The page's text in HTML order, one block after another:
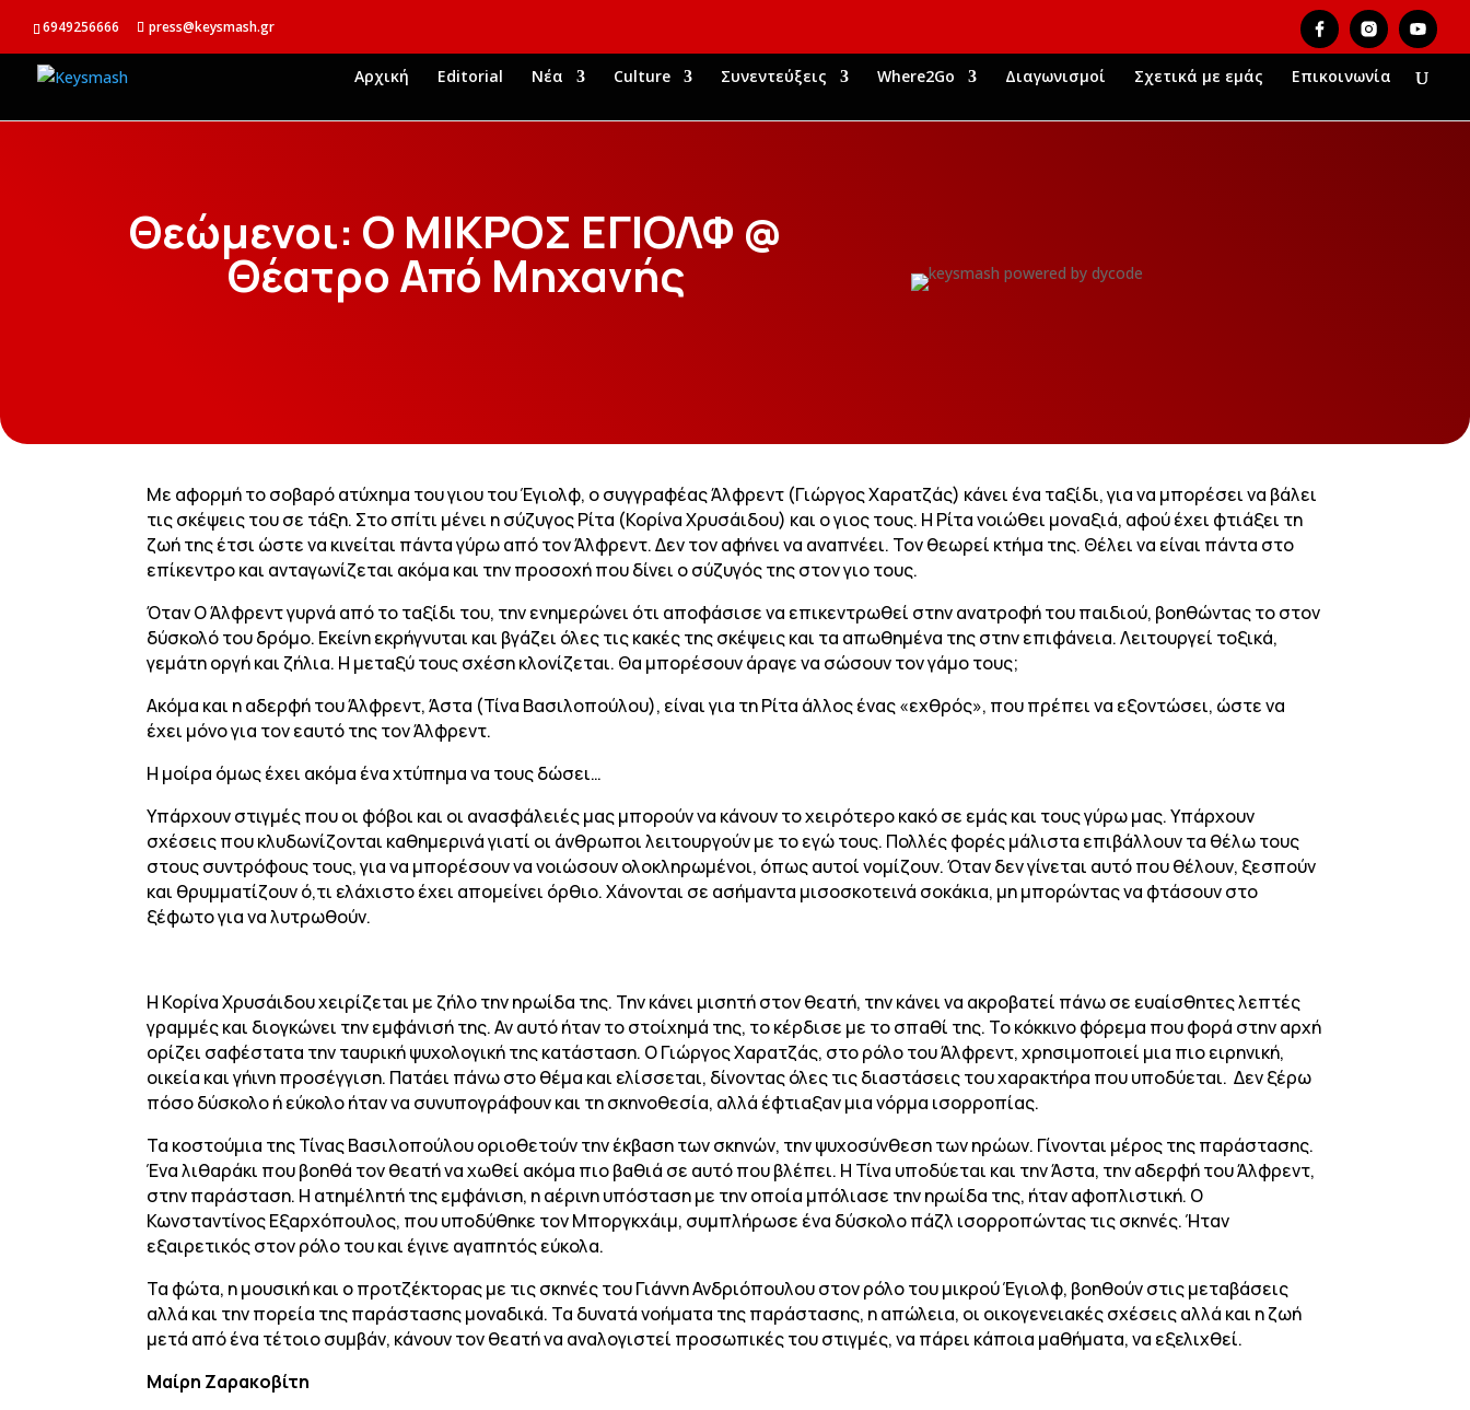
6949256666 press@keysmash.gr
Αρχική Editorial Νέα Culture Συνεντεύξεις Where2Go Διαγωνισμοί Σχετικά με εμάς Επικοινωνία
Θεώμενοι: Ο ΜΙΚΡΟΣ ΕΓΙΟΛΦ @
Θέατρο Από Μηχανής
Με αφορμή το σοβαρό ατύχημα του γιου του Έγιολφ, ο συγγραφέας Άλφρεντ (Γιώργος Χαρατζάς) κάνει ένα ταξίδι, για να μπορέσει να βάλει
τις σκέψεις του σε τάξη. Στο σπίτι μένει η σύζυγος Ρίτα (Κορίνα Χρυσάιδου) και ο γιος τους. Η Ρίτα νοιώθει μοναξιά, αφού έχει φτιάξει τη
ζωή της έτσι ώστε να κινείται πάντα γύρω από τον Άλφρεντ. Δεν τον αφήνει να αναπνέει. Τον θεωρεί κτήμα της. Θέλει να είναι πάντα στο
επίκεντρο και ανταγωνίζεται ακόμα και την προσοχή που δίνει ο σύζυγός της στον γιο τους.
Όταν Ο Άλφρεντ γυρνά από το ταξίδι του, την ενημερώνει ότι αποφάσισε να επικεντρωθεί στην ανατροφή του παιδιού, βοηθώντας το στον
δύσκολό του δρόμο. Εκείνη εκρήγνυται και βγάζει όλες τις κακές της σκέψεις και τα απωθημένα της στην επιφάνεια. Λειτουργεί τοξικά,
γεμάτη οργή και ζήλια. Η μεταξύ τους σχέση κλονίζεται. Θα μπορέσουν άραγε να σώσουν τον γάμο τους;
Ακόμα και η αδερφή του Άλφρεντ, Άστα (Τίνα Βασιλοπούλου), είναι για τη Ρίτα άλλος ένας «εχθρός», που πρέπει να εξοντώσει, ώστε να
έχει μόνο για τον εαυτό της τον Άλφρεντ.
Η μοίρα όμως έχει ακόμα ένα χτύπημα να τους δώσει…
Υπάρχουν στιγμές που οι φόβοι και οι ανασφάλειές μας μπορούν να κάνουν το χειρότερο κακό σε εμάς και τους γύρω μας. Υπάρχουν
σχέσεις που κλυδωνίζονται καθημερινά γιατί οι άνθρωποι λειτουργούν με το εγώ τους. Πολλές φορές μάλιστα επιβάλλουν τα θέλω τους
στους συντρόφους τους, για να μπορέσουν να νοιώσουν ολοκληρωμένοι, όπως αυτοί νομίζουν. Όταν δεν γίνεται αυτό που θέλουν, ξεσπούν
και θρυμματίζουν ό,τι ελάχιστο έχει απομείνει όρθιο. Χάνονται σε ασήμαντα μισοσκοτεινά σοκάκια, μη μπορώντας να φτάσουν στο
ξέφωτο για να λυτρωθούν.
Η Κορίνα Χρυσάιδου χειρίζεται με ζήλο την ηρωίδα της. Την κάνει μισητή στον θεατή, την κάνει να ακροβατεί πάνω σε ευαίσθητες λεπτές
γραμμές και διογκώνει την εμφάνισή της. Αν αυτό ήταν το στοίχημά της, το κέρδισε με το σπαθί της. Το κόκκινο φόρεμα που φορά στην αρχή
ορίζει σαφέστατα την ταυρική ψυχολογική της κατάσταση. Ο Γιώργος Χαρατζάς, στο ρόλο του Άλφρεντ, χρησιμοποιεί μια πιο ειρηνική,
οικεία και γήινη προσέγγιση. Πατάει πάνω στο θέμα και ελίσσεται, δίνοντας όλες τις διαστάσεις του χαρακτήρα που υποδύεται. Δεν ξέρω
πόσο δύσκολο ή εύκολο ήταν να συνυπογράφουν και τη σκηνοθεσία, αλλά έφτιαξαν μια νόρμα ισορροπίας.
Τα κοστούμια της Τίνας Βασιλοπούλου οριοθετούν την έκβαση των σκηνών, την ψυχοσύνθεση των ηρώων. Γίνονται μέρος της παράστασης.
Ένα λιθαράκι που βοηθά τον θεατή να χωθεί ακόμα πιο βαθιά σε αυτό που βλέπει. Η Τίνα υποδύεται και την Άστα, την αδερφή του Άλφρεντ,
στην παράσταση. Η ατημέλητή της εμφάνιση, η αέρινη υπόσταση με την οποία μπόλιασε την ηρωίδα της, ήταν αφοπλιστική. Ο
Κωνσταντίνος Εξαρχόπουλος, που υποδύθηκε τον Μποργκχάιμ, συμπλήρωσε ένα δύσκολο πάζλ ισορροπώντας τις σκηνές. Ήταν
εξαιρετικός στον ρόλο του και έγινε αγαπητός εύκολα.
Τα φώτα, η μουσική και ο προτζέκτορας με τις σκηνές του Γιάννη Ανδριόπουλου στον ρόλο του μικρού Έγιολφ, βοηθούν στις μεταβάσεις
αλλά και την πορεία της παράστασης μοναδικά. Τα δυνατά νοήματα της παράστασης, η απώλεια, οι οικογενειακές σχέσεις αλλά και η ζωή
μετά από ένα τέτοιο συμβάν, κάνουν τον θεατή να αναλογιστεί προσωπικές του στιγμές, να πάρει κάποια μαθήματα, να εξελιχθεί.
Μαίρη Ζαρακοβίτη